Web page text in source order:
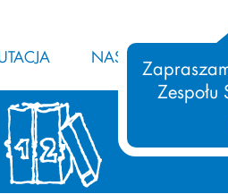
Zespołu
NASZ ZESPÓŁ